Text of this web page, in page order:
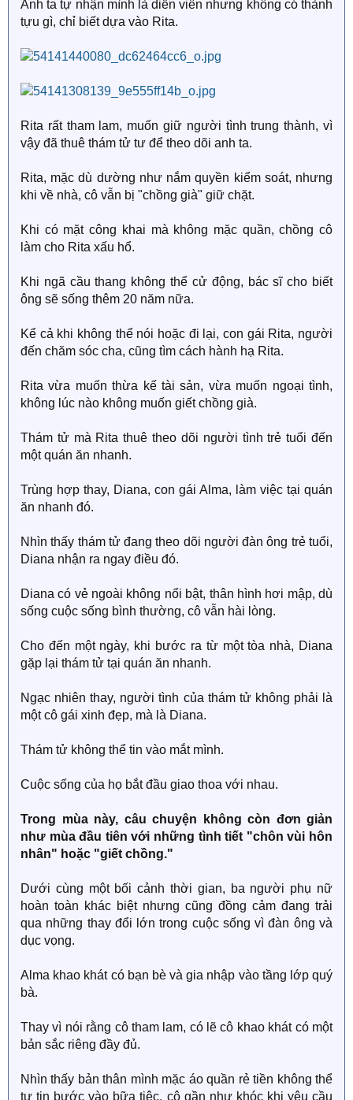
Anh ta tự nhận mình là diễn viên nhưng không có thành
tựu gì, chỉ biết dựa vào Rita.
Rita rất tham lam, muốn giữ người tình trung thành, vì
vậy đã thuê thám tử tư để theo dõi anh ta.
Rita, mặc dù dường như nắm quyền kiểm soát, nhưng
khi về nhà, cô vẫn bị "chồng già" giữ chặt.
Khi có mặt công khai mà không mặc quần, chồng cô
làm cho Rita xấu hổ.
Khi ngã cầu thang không thể cử động, bác sĩ cho biết
ông sẽ sống thêm 20 năm nữa.
Kể cả khi không thể nói hoặc đi lại, con gái Rita, người
đến chăm sóc cha, cũng tìm cách hành hạ Rita.
Rita vừa muốn thừa kế tài sản, vừa muốn ngoại tình,
không lúc nào không muốn giết chồng già.
Thám tử mà Rita thuê theo dõi người tình trẻ tuổi đến
một quán ăn nhanh.
Trùng hợp thay, Diana, con gái Alma, làm việc tại quán
ăn nhanh đó.
Nhìn thấy thám tử đang theo dõi người đàn ông trẻ tuổi,
Diana nhận ra ngay điều đó.
Diana có vẻ ngoài không nổi bật, thân hình hơi mập, dù
sống cuộc sống bình thường, cô vẫn hài lòng.
Cho đến một ngày, khi bước ra từ một tòa nhà, Diana
gặp lại thám tử tại quán ăn nhanh.
Ngạc nhiên thay, người tình của thám tử không phải là
một cô gái xinh đẹp, mà là Diana.
Thám tử không thể tin vào mắt mình.
Cuộc sống của họ bắt đầu giao thoa với nhau.
Trong mùa này, câu chuyện không còn đơn giản
như mùa đầu tiên với những tình tiết "chôn vùi hôn
nhân" hoặc "giết chồng."
Dưới cùng một bối cảnh thời gian, ba người phụ nữ
hoàn toàn khác biệt nhưng cũng đồng cảm đang trải
qua những thay đổi lớn trong cuộc sống vì đàn ông và
dục vọng.
Alma khao khát có bạn bè và gia nhập vào tầng lớp quý
bà.
Thay vì nói rằng cô tham lam, có lẽ cô khao khát có một
bản sắc riêng đầy đủ.
Nhìn thấy bản thân mình mặc áo quần rẻ tiền không thể
tự tin bước vào bữa tiệc, cô gần như khóc khi yêu cầu